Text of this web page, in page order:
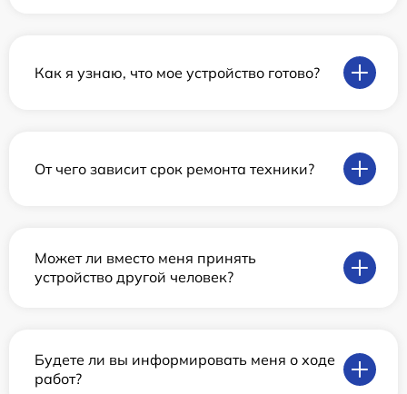
Как я узнаю, что мое устройство готово?
От чего зависит срок ремонта техники?
Может ли вместо меня принять
устройство другой человек?
Будете ли вы информировать меня о ходе
работ?